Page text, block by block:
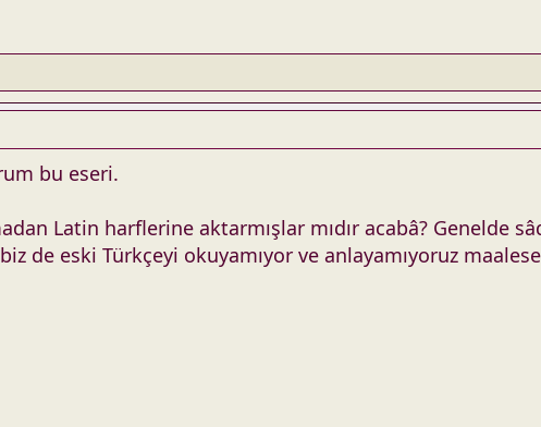
bu eseri.
Latin harflerine aktarmışlar mıdır acabâ? Genelde
de eski Türkçeyi okuyamıyor ve anlayamıyoruz